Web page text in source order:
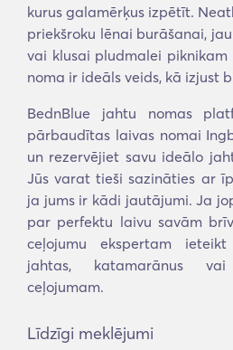
kurus galamērķus izpētīt.
priekšroku lēnai burāšanai,
vai klusai pludmalei
noma ir ideāls veids, kā izjust
BednBlue jahtu nomas
pārbaudītas laivas nomai
un rezervējiet savu ideālo
Jūs varat tieši sazināties ar
ja jums ir kādi jautājumi. Ja
par perfektu laivu savām
ceļojumu ekspertam
jahtas, katamarānus
ceļojumam.
Līdzīgi meklējumi